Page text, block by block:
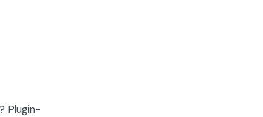
Plugin-